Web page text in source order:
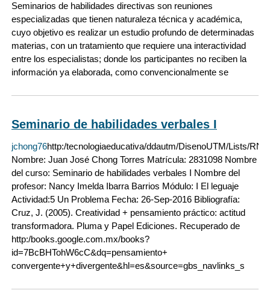
Seminarios de habilidades directivas son reuniones
especializadas que tienen naturaleza técnica y académica,
cuyo objetivo es realizar un estudio profundo de determinadas
materias, con un tratamiento que requiere una interactividad
entre los especialistas; donde los participantes no reciben la
información ya elaborada, como convencionalmente se
Seminario de habilidades verbales I
jchong76http:/tecnologiaeducativa/ddautm/DisenoUTM/Lists/
Nombre: Juan José Chong Torres Matrícula: 2831098 Nombre
del curso: Seminario de habilidades verbales I Nombre del
profesor: Nancy Imelda Ibarra Barrios Módulo: I El leguaje
Actividad:5 Un Problema Fecha: 26-Sep-2016 Bibliografía:
Cruz, J. (2005). Creatividad + pensamiento práctico: actitud
transformadora. Pluma y Papel Ediciones. Recuperado de
http:/books.google.com.mx/books?
id=7BcBHTohW6cC&dq=pensamiento+
convergente+y+divergente&hl=es&source=gbs_navlinks_s